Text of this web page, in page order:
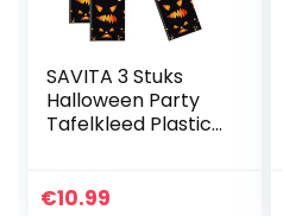
SAVITA 3 Stuks
Halloween Party
Tafelkleed Plastic
Grimas
€10.99